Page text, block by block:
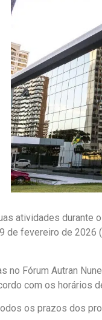
atividades
fevereiro de 2026
no Fórum Autran
com os
os prazos dos